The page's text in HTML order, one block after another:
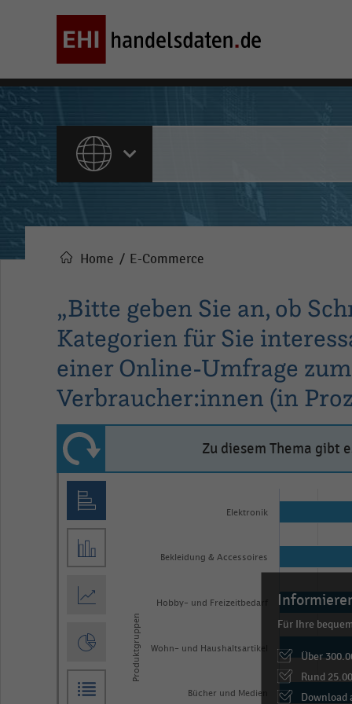
ALLE INHALTE
Pfadnavigation
Home E-Commerce
„Bitte geben Sie an, ob
Kategorien für Sie
einer Online-Umfrage
Verbraucher:innen (in
Zu diesem Thema gibt
has
Produktgruppen
Elektronik
Bekleidung & Accessoires
Hobby- und Freizeitbedarf
Wohn- und Haushaltsartikel
Bücher und Medien
Für Ihre
Über
Rund
Download